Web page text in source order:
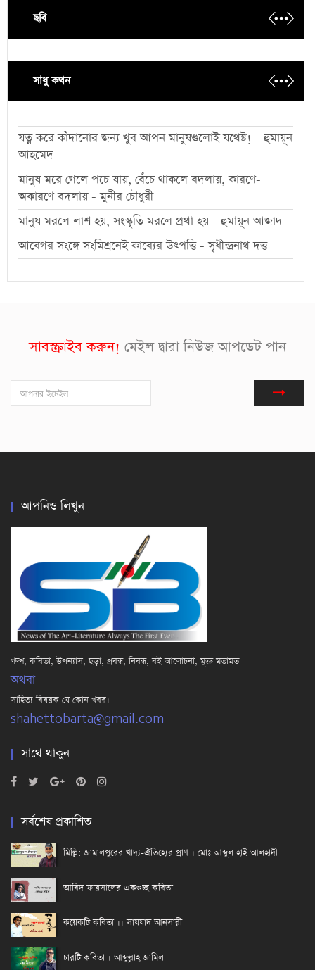
ছবি
সাধু কথন
যত্ন করে কাঁদানোর জন্য খুব আপন মানুষগুলোই যথেষ্ট! - হুমায়ূন
আহমেদ
মানুষ মরে গেলে পচে যায়, বেঁচে থাকলে বদলায়, কারণে-
অকারণে বদলায় - মুনীর চৌধুরী
মানুষ মরলে লাশ হয়, সংস্কৃতি মরলে প্রথা হয় - হুমায়ূন আজাদ
আবেগর সংঙ্গে সংমিশ্রনেই কাব্যের উৎপত্তি - সৃধীন্দ্রনাথ দত্ত
সাবস্ক্রাইব করুন! মেইল দ্বারা নিউজ আপডেট পান
আপনিও লিখুন
গল্প, কবিতা, উপন্যাস, ছড়া, প্রবন্ধ, নিবন্ধ, বই আলোচনা, মুক্ত মতামত
অথবা
সাহিত্য বিষয়ক যে কোন খবর।
shahettobarta@gmail.com
সাথে থাকুন
সর্বশেষ প্রকাশিত
মিল্লি: জামালপুরের খাদ্য-ঐতিহ্যের প্রাণ । মোঃ আব্দুল হাই আলহাদী
আবিদ ফায়সালের একগুচ্ছ কবিতা
কয়েকটি কবিতা ।। সাযযাদ আনসারী
চারটি কবিতা । আব্দুল্লাহ্ জামিল